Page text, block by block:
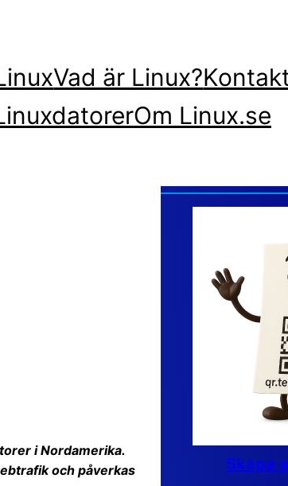
Vad är Linux?
Om Linux.se
i Nordamerika.
och påverkas
Skapa